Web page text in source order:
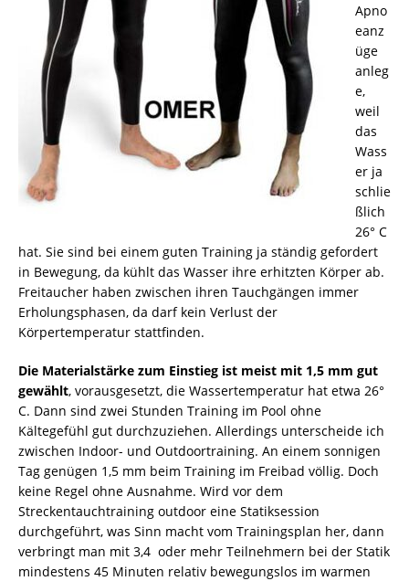
Apno
eanz
üge
anleg
e,
weil
das
Wass
er ja
schlie
ßlich
26° C
hat. Sie sind bei einem guten Training ja ständig gefordert
in Bewegung, da kühlt das Wasser ihre erhitzten Körper ab.
Freitaucher haben zwischen ihren Tauchgängen immer
Erholungsphasen, da darf kein Verlust der
Körpertemperatur stattfinden.
Die Materialstärke zum Einstieg ist meist mit 1,5 mm gut
gewählt, vorausgesetzt, die Wassertemperatur hat etwa 26°
C. Dann sind zwei Stunden Training im Pool ohne
Kältegefühl gut durchzuziehen. Allerdings unterscheide ich
zwischen Indoor- und Outdoortraining. An einem sonnigen
Tag genügen 1,5 mm beim Training im Freibad völlig. Doch
keine Regel ohne Ausnahme. Wird vor dem
Streckentauchtraining outdoor eine Statiksession
durchgeführt, was Sinn macht vom Trainingsplan her, dann
verbringt man mit 3,4 oder mehr Teilnehmern bei der Statik
mindestens 45 Minuten relativ bewegungslos im warmen